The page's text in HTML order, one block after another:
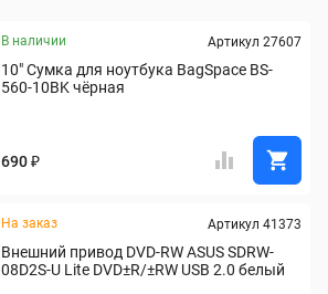
В наличии Артикул 27607
10" Сумка для ноутбука BagSpace BS-
560-10BK чёрная
690 ₽
На заказ Артикул 41373
Внешний привод DVD-RW ASUS SDRW-
08D2S-U Lite DVD±R/±RW USB 2.0 белый